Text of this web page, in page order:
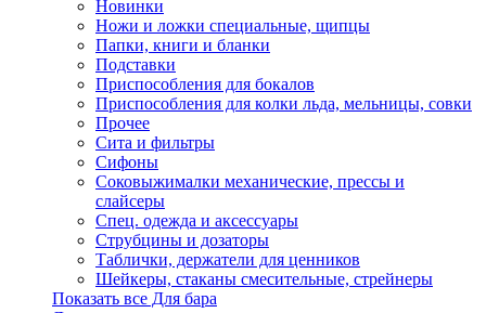
Новинки
Ножи и ложки специальные, щипцы
Папки, книги и бланки
Подставки
Приспособления для бокалов
Приспособления для колки льда, мельницы, совки
Прочее
Сита и фильтры
Сифоны
Соковыжималки механические, прессы и
слайсеры
Спец. одежда и аксессуары
Струбцины и дозаторы
Таблички, держатели для ценников
Шейкеры, стаканы смесительные, стрейнеры
Показать все Для бара